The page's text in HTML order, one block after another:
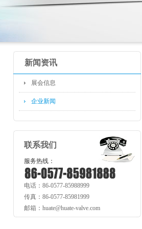
新闻资讯
展会信息
企业新闻
联系我们
服务热线：
电话：86-0577-85988999
传真：86-0577-85981999
邮箱：huate@huate-valve.com